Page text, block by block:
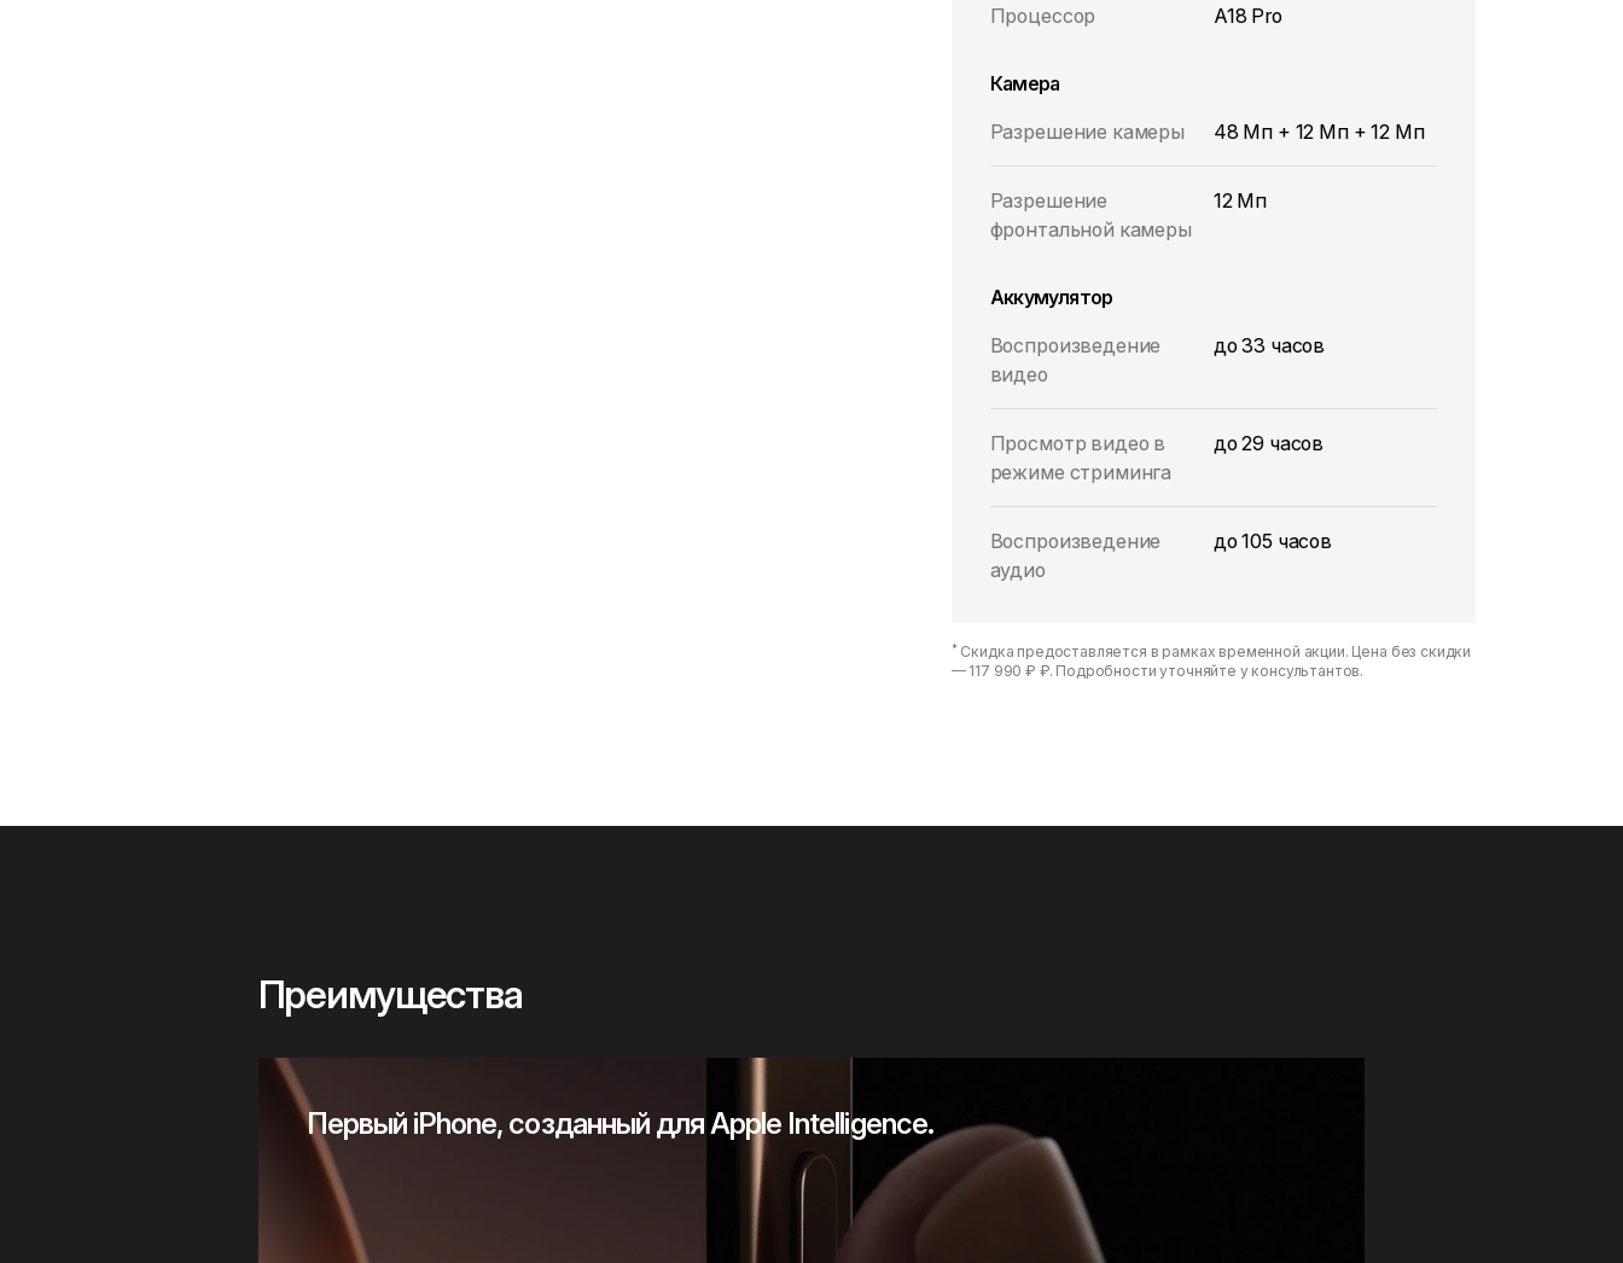
Процессор
A18 Pro
Камера
Разрешение камеры
48 Мп + 12 Мп + 12 Мп
Разрешение
фронтальной камеры
12 Мп
Аккумулятор
Воспроизведение
видео
до 33 часов
Просмотр видео в
режиме стриминга
до 29 часов
Воспроизведение
аудио
до 105 часов
* Скидка предоставляется в рамках временной акции. Цена без скидки
— 117 990 ₽ ₽. Подробности уточняйте у консультантов.
Преимущества
Первый iPhone, созданный для Apple Intelligence.